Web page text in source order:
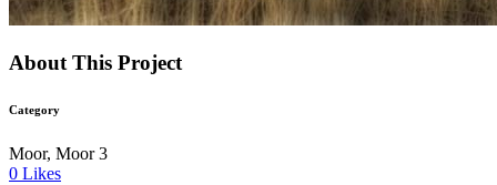
About This Project
Category
Moor, Moor 3
0 Likes